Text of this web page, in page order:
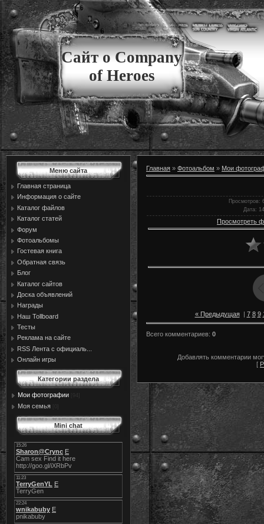
Сайт о Company
of Heroes
Меню сайта
Главная страница
Информация о сайте
Каталог файлов
Каталог статей
Форум
Фотоальбомы
Гостевая книга
Обратная связь
Блог
Каталог сайтов
Доска объявлений
Награды
Наш Tollboard
Тесты
Реклама на сайте
RSS Лента с официаль...
Онлайн игры
Категории раздела
Мои фотографии
Моя семья
Mini chat
Главная » Фотоальбом » Мои
Просмотров:
Дата:
Просмотреть
« Предыдущая| 7 8 9
Всего комментариев: 0
Добавлять комментарии
[